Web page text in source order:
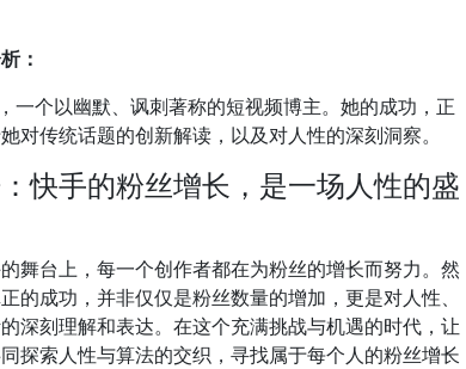
：
一个以幽默、讽刺著称的短视频博主。她的成功，正
对传统话题的创新解读，以及对人性的深刻洞察。
快手的粉丝增长，是一场人性的盛
舞台上，每一个创作者都在为粉丝的增长而努力。然
的成功，并非仅仅是粉丝数量的增加，更是对人性、
深刻理解和表达。在这个充满挑战与机遇的时代，让
探索人性与算法的交织，寻找属于每个人的粉丝增长